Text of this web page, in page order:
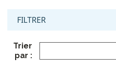
FILTRER
Trier
par :